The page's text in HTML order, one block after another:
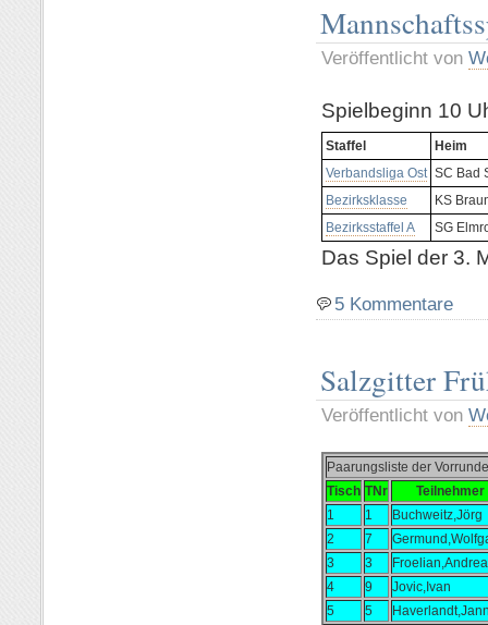
Veröffentlicht von
Spielbeginn 10
Staffel
Heim
Verbandsliga Ost SC Bad
Bezirksklasse
KS
Bezirksstaffel A
SG
Das Spiel der 3.
5 Kommentare
Salzgitter
Veröffentlicht von
Paarungsliste der
Tisch TNr
Teilnehmer
1
1
Buchweitz,Jörg
2
7
3
3
4
9
Jovic,Ivan
5
5